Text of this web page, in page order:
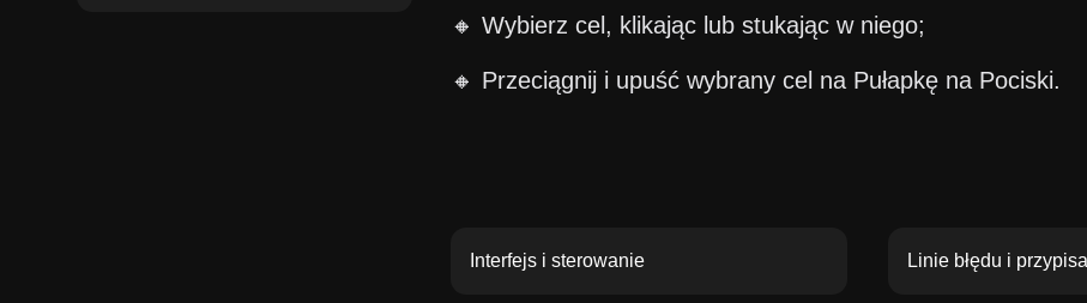
🔸 Wybierz cel, klikając lub stukając w niego;
🔸 Przeciągnij i upuść wybrany cel na Pułapkę na Pociski.
Interfejs i sterowanie Linie błędu i